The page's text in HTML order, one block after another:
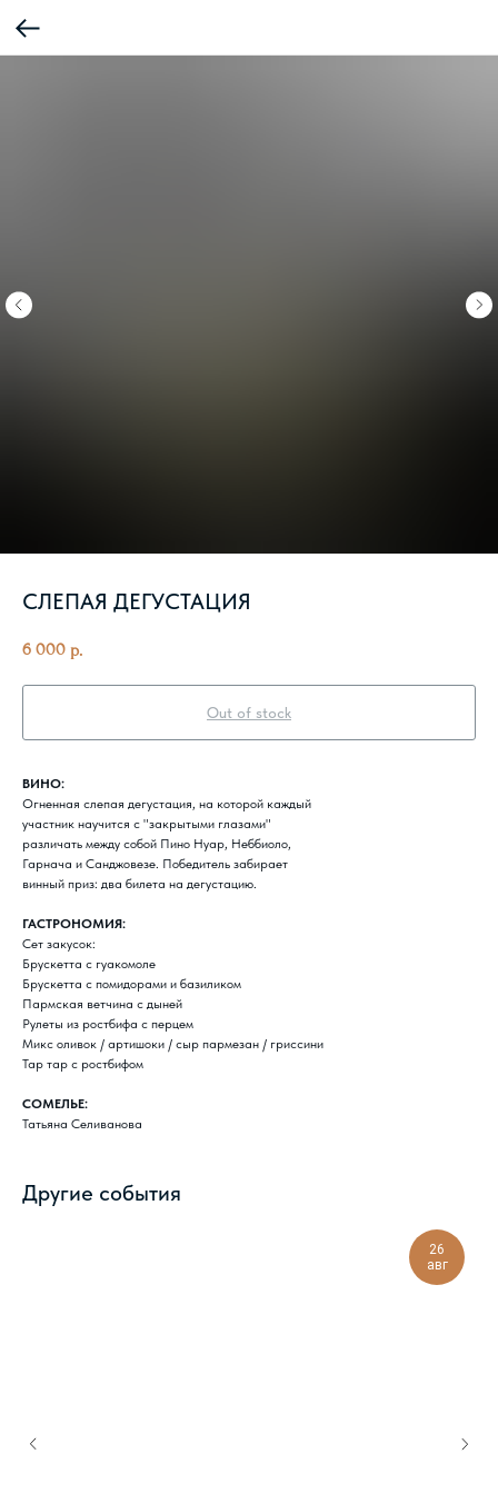
СЛЕПАЯ ДЕГУСТАЦИЯ
6 000 р.
Out of stock
ВИНО:
Огненная слепая дегустация, на которой каждый
участник научится с "закрытыми глазами"
различать между собой Пино Нуар, Неббиоло,
Гарнача и Санджовезе. Победитель забирает
винный приз: два билета на дегустацию.
ГАСТРОНОМИЯ:
Сет закусок:
Брускетта с гуакомоле
Брускетта с помидорами и базиликом
Пармская ветчина с дыней
Рулеты из ростбифа с перцем
Микс оливок / артишоки / сыр пармезан / гриссини
Тар тар с ростбифом
СОМЕЛЬЕ:
Татьяна Селиванова
Другие события
26
авг